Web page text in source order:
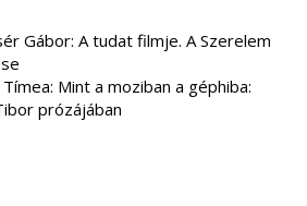
Gábor: A tudat filmje. A Szerelem
Mint a moziban a géphiba:
prózájában